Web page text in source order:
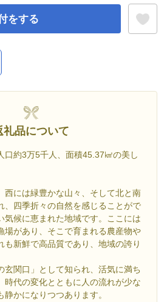
をする
礼品について
口約3万5千人、面積45.37㎢の美し
西には緑豊かな山々、そして北と南
、四季折々の自然を感じることがで
気候に恵まれた地域です。ここには
場があり、そこで育まれる農産物や
も新鮮で高品質であり、地域の誇り
玄関口」として知られ、活気に満ち
時代の変化とともに人の流れが少な
静かになりつつあります。